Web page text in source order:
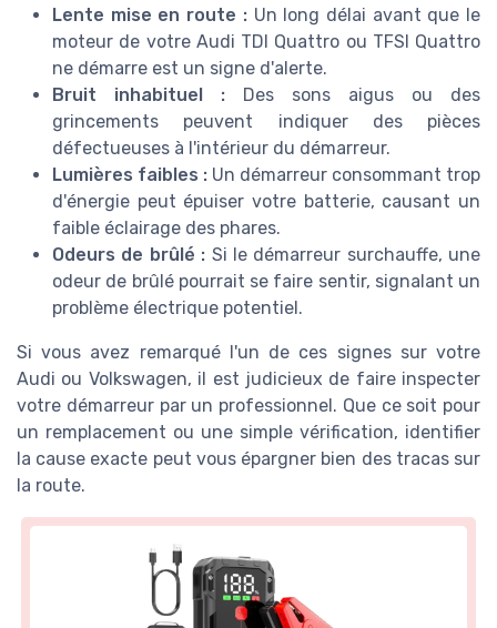
Lente mise en route :Un long délai avant que le
moteur de votre Audi TDI Quattro ou TFSI Quattro
ne démarre est un signe d'alerte.
Bruit inhabituel : Des sons aigus ou des
grincements peuvent indiquer des pièces
défectueuses à l'intérieur du démarreur.
Lumières faibles : Un démarreur consommant trop
d'énergie peut épuiser votre batterie, causant un
faible éclairage des phares.
Odeurs de brûlé : Si le démarreur surchauffe, une
odeur de brûlé pourrait se faire sentir, signalant un
problème électrique potentiel.
Si vous avez remarqué l'un de ces signes sur votre
Audi ou Volkswagen, il est judicieux de faire inspecter
votre démarreur par un professionnel. Que ce soit pour
un remplacement ou une simple vérification, identifier
la cause exacte peut vous épargner bien des tracas sur
la route.